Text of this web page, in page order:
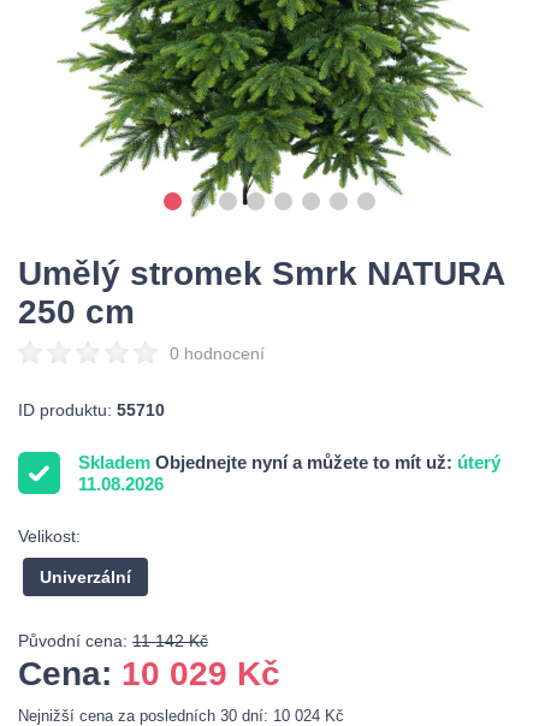
Umělý stromek Smrk NATURA
250 cm
0 hodnocení
ID produktu: 55710
Skladem Objednejte nyní a můžete to mít už: úterý
11.08.2026
Velikost:
Univerzální
Původní cena: 11 142 Kč
Cena: 10 029 Kč
Nejnižší cena za posledních 30 dní: 10 024 Kč